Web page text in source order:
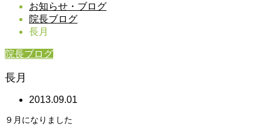
お知らせ・ブログ
院長ブログ
長月
院長ブログ
長月
2013.09.01
９月になりました